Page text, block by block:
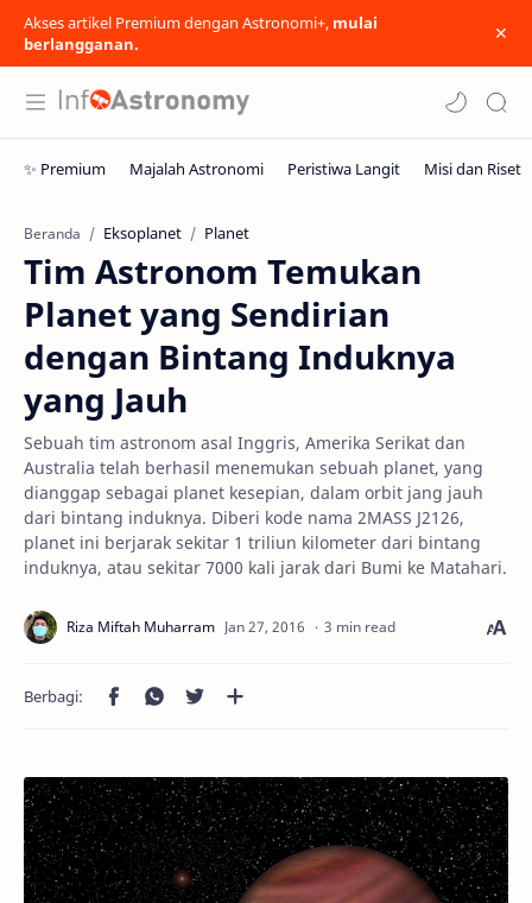
Akses artikel Premium dengan Astronomi+, mulai
berlangganan.
Beranda Eksoplanet Planet
Tim Astronom Temukan
Planet yang Sendirian
dengan Bintang Induknya
yang Jauh
Sebuah tim astronom asal Inggris, Amerika Serikat dan
Australia telah berhasil menemukan sebuah planet, yang
dianggap sebagai planet kesepian, dalam orbit jang jauh
dari bintang induknya. Diberi kode nama 2MASS J2126,
planet ini berjarak sekitar 1 triliun kilometer dari bintang
induknya, atau sekitar 7000 kali jarak dari Bumi ke Matahari.
3 min read